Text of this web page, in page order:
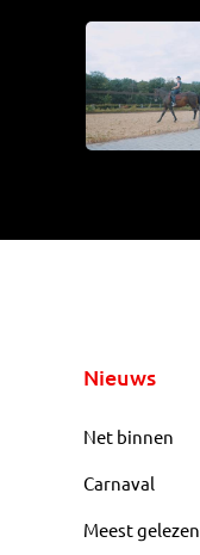
Nieuws
Net binnen
Carnaval
Meest gelezen